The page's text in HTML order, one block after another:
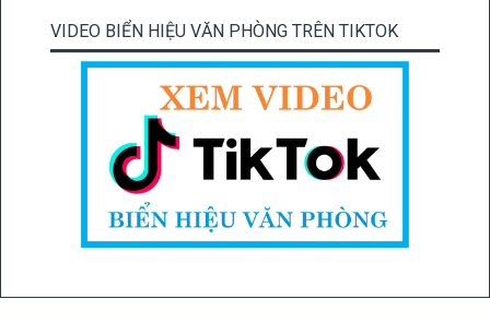
VIDEO BIỂN HIỆU VĂN PHÒNG TRÊN TIKTOK